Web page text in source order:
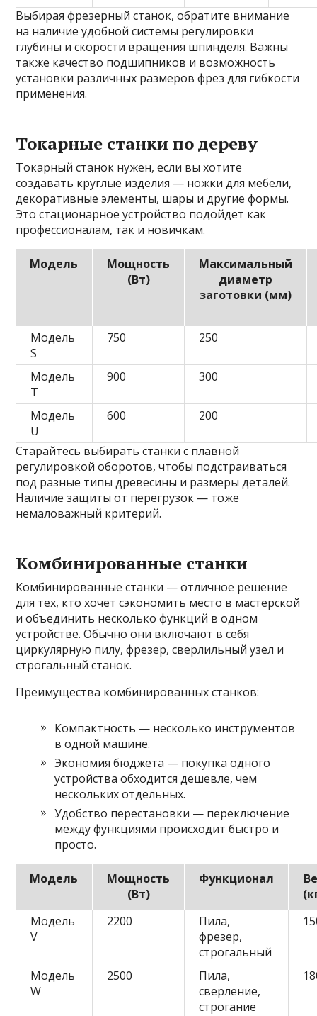
Выбирая фрезерный станок, обратите внимание
на наличие удобной системы регулировки
глубины и скорости вращения шпинделя. Важны
также качество подшипников и возможность
установки различных размеров фрез для гибкости
применения.
Токарные станки по дереву
Токарный станок нужен, если вы хотите
создавать круглые изделия — ножки для мебели,
декоративные элементы, шары и другие формы.
Это стационарное устройство подойдет как
профессионалам, так и новичкам.
Модель
Мощность
(Вт)
Максимальный
диаметр
заготовки (мм)
Модель
S
750 250
Модель
T
900 300
Модель
U
600 200
Старайтесь выбирать станки с плавной
регулировкой оборотов, чтобы подстраиваться
под разные типы древесины и размеры деталей.
Наличие защиты от перегрузок — тоже
немаловажный критерий.
Комбинированные станки
Комбинированные станки — отличное решение
для тех, кто хочет сэкономить место в мастерской
и объединить несколько функций в одном
устройстве. Обычно они включают в себя
циркулярную пилу, фрезер, сверлильный узел и
строгальный станок.
Преимущества комбинированных станков:
Компактность — несколько инструментов
в одной машине.
Экономия бюджета — покупка одного
устройства обходится дешевле, чем
нескольких отдельных.
Удобство перестановки — переключение
между функциями происходит быстро и
просто.
Модель
Мощность
(Вт)
Функционал
Модель
V
2200
Пила,
фрезер,
строгальный
Модель
W
2500
Пила,
сверление,
строгание